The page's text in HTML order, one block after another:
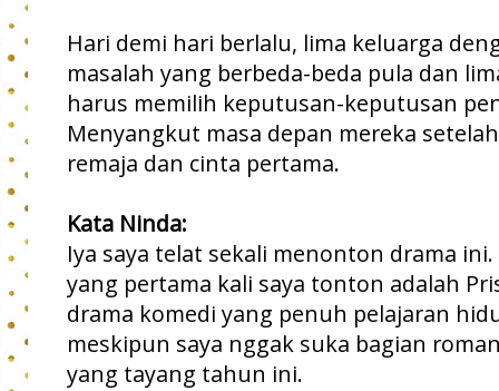
Hari demi hari berlalu, lima keluarga
masalah yang berbeda-beda pula dan
harus memilih keputusan-keputusan
Menyangkut masa depan mereka
remaja dan cinta pertama.
Kata Ninda:
Iya saya telat sekali menonton drama
yang pertama kali saya tonton adalah
drama komedi yang penuh pelajaran
meskipun saya nggak suka bagian
yang tayang tahun ini.